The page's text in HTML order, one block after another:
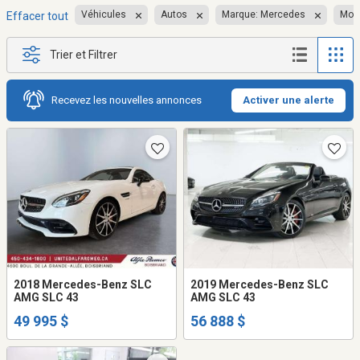
Effacer tout Véhicules Autos Marque: Mercedes
Trier et Filtrer
Recevez les nouvelles annonces Activer une alerte
2018 Mercedes-Benz SLC
AMG SLC 43
49 995 $
2019 Mercedes-Benz SLC
AMG SLC 43
56 888 $